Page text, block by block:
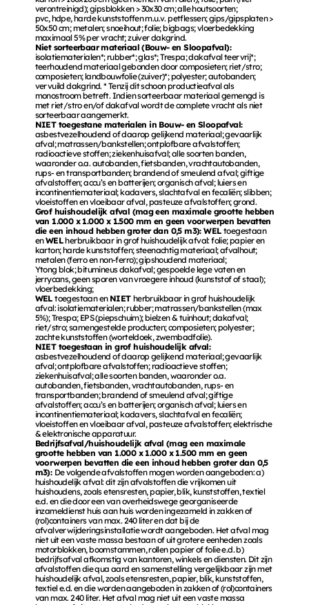
verontreinigd); gipsblokken > 30x30 cm; alle houtsoorten;
pvc, hdpe, harde kunststoffen m.u.v. petflessen; gips/gipsplaten >
50x50 cm; metalen; snoeihout; folie; bigbags; vloerbedekking
maximaal 5% per vracht; zuiver dakgrind.
Niet sorteerbaar materiaal (Bouw- en Sloopafval):
isolatiematerialen*; rubber*; glas*; Trespa; dakafval teervrij*;
teerhoudend materiaal gebonden door composieten; riet/stro;
composieten; landbouwfolie (zuiver)*; polyester; autobanden;
vervuild dakgrind. * Tenzij dit schoon productieafval als
monostroom betreft. Indien sorteerbaar materiaal gemengd is
met riet/stro en/of dakafval wordt de complete vracht als niet
sorteerbaar aangemerkt.
NIET toegestane materialen in Bouw- en Sloopafval:
asbestvezelhoudend of daarop gelijkend materiaal; gevaarlijk
afval; matrassen/bankstellen; ontplofbare afvalstoffen;
radioactieve stoffen; ziekenhuisafval; alle soorten banden,
waaronder o.a. autobanden, fietsbanden, vrachtautobanden,
rups- en transportbanden; brandend of smeulend afval; giftige
afvalstoffen; accu’s en batterijen; organisch afval; luiers en
incontinentiemateriaal; kadavers, slachtafval en fecaliën; slibben;
vloeistoffen en vloeibaar afval, pasteuze afvalstoffen; grond.
Grof huishoudelijk afval (mag een maximale grootte hebben
van 1.000 x 1.000 x 1.500 mm en geen voorwerpen bevatten
die een inhoud hebben groter dan 0,5 m3): WEL toegestaan
en WEL herbruikbaar in grof huishoudelijk afval: folie; papier en
karton; harde kunststoffen; steenachtig materiaal; afvalhout;
metalen (ferro en non-ferro); gipshoudend materiaal;
Ytong blok; bitumineus dakafval; gespoelde lege vaten en
jerrycans, geen sporen van vroegere inhoud (kunststof of staal);
vloerbedekking;
WEL toegestaan en NIET herbruikbaar in grof huishoudelijk
afval: isolatiematerialen; rubber; matrassen/bankstellen (max
5%); Trespa; EPS (piepschuim); bielzen & tuinhout; dakafval;
riet/stro; samengestelde producten; composieten; polyester;
zachte kunststoffen (worteldoek, zwembadfolie).
NIET toegestaan in grof huishoudelijk afval:
asbestvezelhoudend of daarop gelijkend materiaal; gevaarlijk
afval; ontplofbare afvalstoffen; radioactieve stoffen;
ziekenhuisafval; alle soorten banden, waaronder o.a.
autobanden, fietsbanden, vrachtautobanden, rups- en
transportbanden; brandend of smeulend afval; giftige
afvalstoffen; accu’s en batterijen; organisch afval; luiers en
incontinentiemateriaal; kadavers, slachtafval en fecaliën;
vloeistoffen en vloeibaar afval, pasteuze afvalstoffen; elektrische
& elektronische apparatuur.
Bedrijfsafval/huishoudelijk afval (mag een maximale
grootte hebben van 1.000 x 1.000 x 1.500 mm en geen
voorwerpen bevatten die een inhoud hebben groter dan 0,5
m3): De volgende afvalstoffen mogen worden aangeboden: a)
huishoudelijk afval: dit zijn afvalstoffen die vrijkomen uit
huishoudens, zoals etensresten, papier, blik, kunststoffen, textiel
e.d. en die door een van overheidswege georganiseerde
inzameldienst huis aan huis worden ingezameld in zakken of
(rol)containers van max. 240 liter en dat bij de
afvalverwijderingsinstallatie wordt aangeboden. Het afval mag
niet uit een vaste massa bestaan of uit grotere eenheden zoals
motorblokken, boomstammen, rollen papier of folie e.d. b)
bedrijfsafval afkomstig van kantoren, winkels en diensten. Dit zijn
afvalstoffen die qua aard en samenstelling vergelijkbaar zijn met
huishoudelijk afval, zoals etensresten, papier, blik, kunststoffen,
textiel e.d. en die worden aangeboden in zakken of (rol)containers
van max. 240 liter. Het afval mag niet uit een vaste massa